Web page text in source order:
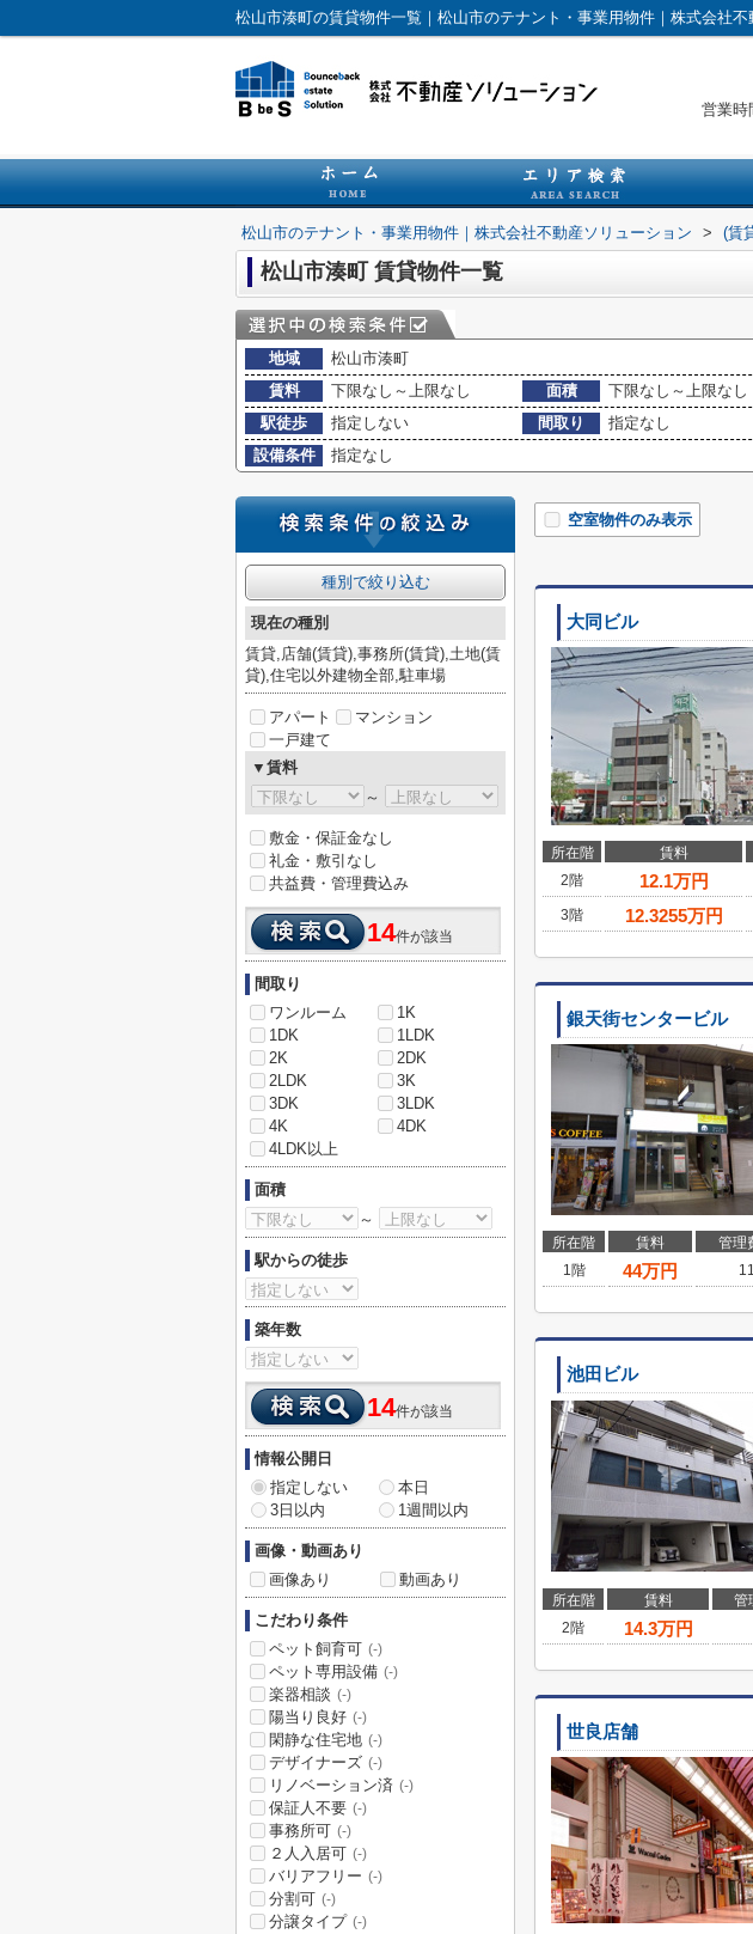
松山市湊町の賃貸物件一覧｜松山市のテナント・事業用物件｜株式会社
営業時
松山市のテナント・事業用物件｜株式会社不動産ソリューション > (賃
松山市湊町 賃貸物件一覧
地域
松山市湊町
賃料
下限なし～上限なし 面積 下限なし～上限なし
駅徒歩
指定しない 間取り
指定なし
設備条件
指定なし
空室物件のみ表示
大同ビル
所在階 賃料
2階
12.1万円
3階
12.3255万円
銀天街センタービル
所在階 賃料 管理
1階
44万円
池田ビル
所在階 賃料 管
2階
14.3万円
世良店舗
種別で絞り込む
現在の種別
賃貸,店舗(賃貸),事務所(賃貸),土地(賃
貸),住宅以外建物全部,駐車場
アパート
マンション
一戸建て
▼賃料
～
敷金・保証金なし
礼金・敷引なし
共益費・管理費込み
14件が該当
間取り
ワンルーム
1K
1DK
1LDK
2K
2DK
2LDK
3K
3DK
3LDK
4K
4DK
4LDK以上
面積
～
駅からの徒歩
築年数
14件が該当
情報公開日
指定しない
本日
3日以内
1週間以内
画像・動画あり
画像あり
動画あり
こだわり条件
ペット飼育可 (-)
ペット専用設備 (-)
楽器相談 (-)
陽当り良好 (-)
閑静な住宅地 (-)
デザイナーズ (-)
リノベーション済 (-)
保証人不要 (-)
事務所可 (-)
２人入居可 (-)
バリアフリー (-)
分割可 (-)
分譲タイプ (-)